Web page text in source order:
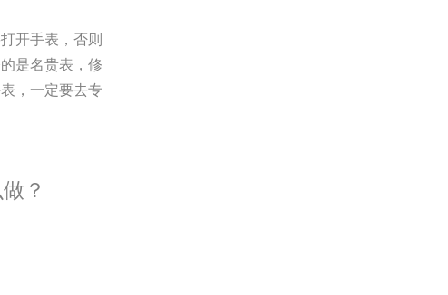
开手表，否则
是名贵表，修
，一定要去专
？